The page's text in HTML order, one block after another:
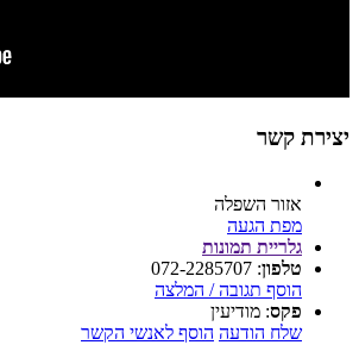
יצירת קשר
אזור השפלה
מפת הגעה
גלריית תמונות
טלפון:
072-2285707
הוסף תגובה / המלצה
פקס: מודיעין
שלח הודעה הוסף לאנשי הקשר